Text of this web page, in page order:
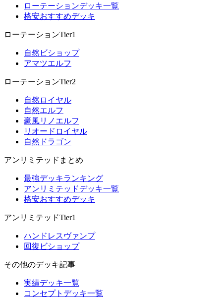
ローテーションデッキ一覧
格安おすすめデッキ
ローテーションTier1
自然ビショップ
アマツエルフ
ローテーションTier2
自然ロイヤル
自然エルフ
豪風リノエルフ
リオードロイヤル
自然ドラゴン
アンリミテッドまとめ
最強デッキランキング
アンリミテッドデッキ一覧
格安おすすめデッキ
アンリミテッドTier1
ハンドレスヴァンプ
回復ビショップ
その他のデッキ記事
実績デッキ一覧
コンセプトデッキ一覧